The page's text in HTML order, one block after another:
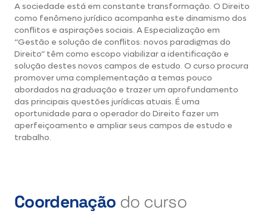
A sociedade está em constante transformação. O Direito
como fenômeno jurídico acompanha este dinamismo dos
conflitos e aspirações sociais. A Especialização em
“Gestão e solução de conflitos: novos paradigmas do
Direito” têm como escopo viabilizar a identificação e
solução destes novos campos de estudo. O curso procura
promover uma complementação a temas pouco
abordados na graduação e trazer um aprofundamento
das principais questões jurídicas atuais. É uma
oportunidade para o operador do Direito fazer um
aperfeiçoamento e ampliar seus campos de estudo e
trabalho.
Coordenação do curso